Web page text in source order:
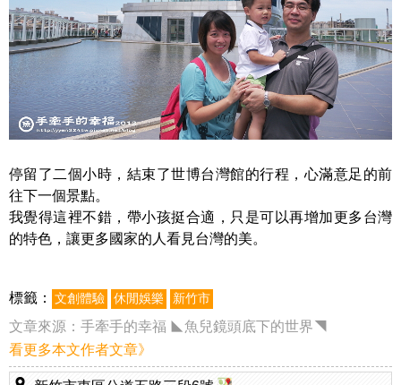
停留了二個小時，結束了世博台灣館的行程，心滿意足的前
往下一個景點。
我覺得這裡不錯，帶小孩挺合適，只是可以再增加更多台灣
的特色，讓更多國家的人看見台灣的美。
標籤： 文創體驗 休閒娛樂 新竹市
文章來源： 手牽手的幸福 ◣魚兒鏡頭底下的世界◥
看更多本文作者文章》